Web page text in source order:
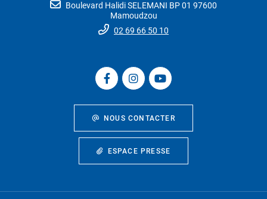
Boulevard Halidi SELEMANI BP 01 97600
Mamoudzou
02 69 66 50 10
NOUS CONTACTER
ESPACE PRESSE